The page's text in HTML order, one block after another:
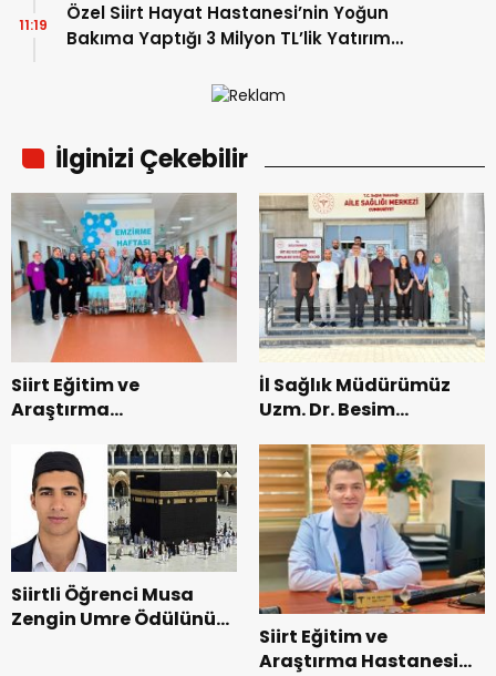
Özel Siirt Hayat Hastanesi’nin Yoğun
Bakıma Yaptığı 3 Milyon TL’lik Yatırım
11:19
İlginizi Çekebilir
Siirt Eğitim ve
Araştırma
Emzirme Haftası
Etkinliği Düzenlendi
İl Sağlık Müdürümüz
Uzm. Dr. Besim
Sağlıklı Hayat
Merkezini Ziyaret Etti
Siirtli Öğrenci Musa
Zengin Umre Ödülünü
Siirt Eğitim ve
Araştırma Hastanesi